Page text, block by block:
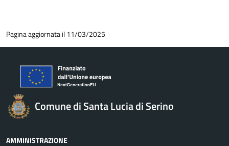
Pagina aggiornata il 11/03/2025
Comune di Santa Lucia di Serino
AMMINISTRAZIONE